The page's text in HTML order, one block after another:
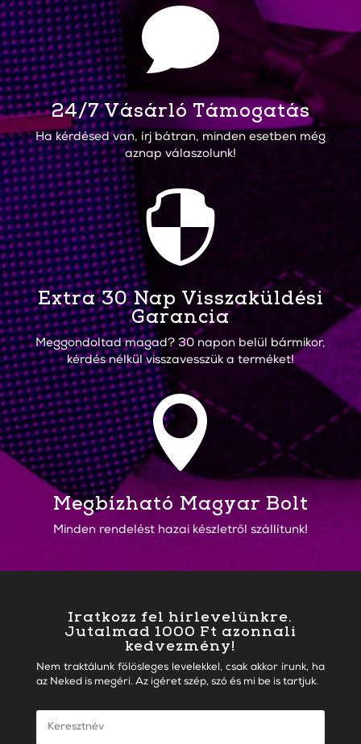

24/7 Vásárló Támogatás
Ha kérdésed van, írj bátran, minden esetben még
aznap válaszolunk!

Extra 30 Nap Visszaküldési
Garancia
Meggondoltad magad? 30 napon belül bármikor,
kérdés nélkül visszavesszük a terméket!

Megbízható Magyar Bolt
Minden rendelést hazai készletről szállítunk!
Iratkozz fel hírlevelünkre.
Jutalmad 1000 Ft azonnali
kedvezmény!
Nem traktálunk fölösleges levelekkel, csak akkor írunk, ha
az Neked is megéri. Az igéret szép, szó és mi be is tartjuk.